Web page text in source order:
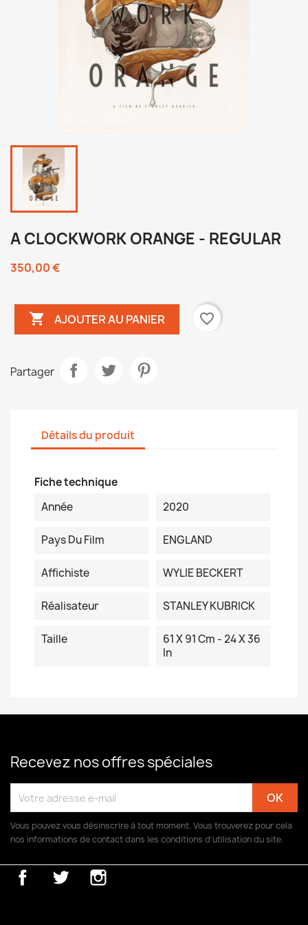
A CLOCKWORK ORANGE - REGULAR
350,00 €
 AJOUTER AU PANIER favorite_border
Partager
Détails du produit
Fiche technique
Année
2020
Pays Du Film ENGLAND
Affichiste WYLIE BECKERT
Réalisateur STANLEY KUBRICK
Taille
61 X 91 Cm - 24 X 36
In
Recevez nos offres spéciales
Vous pouvez vous désinscrire à tout moment. Vous trouverez pour cela
nos informations de contact dans les conditions d'utilisation du site.
FacebookTwitter